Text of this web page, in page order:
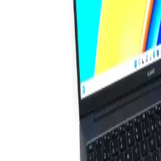
Fare Bilgisayarı:
Gelişmiş Kullanım
Fare bilgisayarı, elektronik
Teknolojideki gelişmelerle
kullanıcıların ihtiyaçlarına uygun
Addison ANC-40D ve
Dizüstü Bilgisayar